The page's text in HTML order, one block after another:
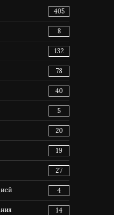
405
8
132
78
40
5
20
19
27
4
14